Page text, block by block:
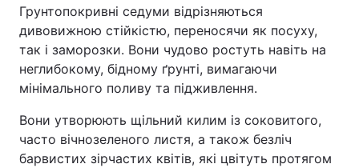
Грунтопокривні седуми відрізняються
дивовижною стійкістю, переносячи як посуху,
так і заморозки. Вони чудово ростуть навіть на
неглибокому, бідному ґрунті, вимагаючи
мінімального поливу та підживлення.
Вони утворюють щільний килим із соковитого,
часто вічнозеленого листя, а також безліч
барвистих зірчастих квітів, які цвітуть протягом